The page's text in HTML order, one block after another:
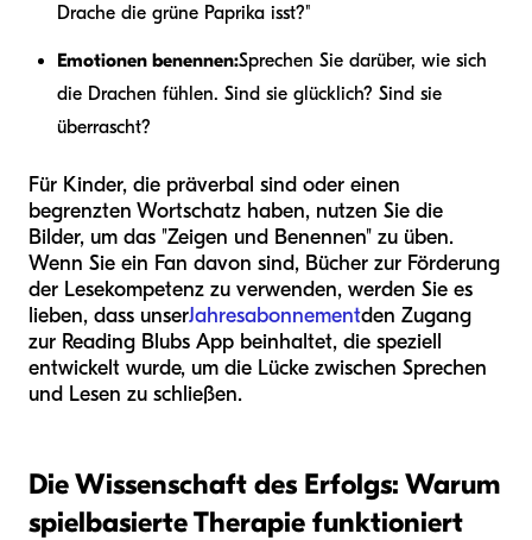
Drache die grüne Paprika isst?"
Emotionen benennen:Sprechen Sie darüber, wie sich
die Drachen fühlen. Sind sie glücklich? Sind sie
überrascht?
Für Kinder, die präverbal sind oder einen
begrenzten Wortschatz haben, nutzen Sie die
Bilder, um das "Zeigen und Benennen" zu üben.
Wenn Sie ein Fan davon sind, Bücher zur Förderung
der Lesekompetenz zu verwenden, werden Sie es
lieben, dass unserJahresabonnementden Zugang
zur Reading Blubs App beinhaltet, die speziell
entwickelt wurde, um die Lücke zwischen Sprechen
und Lesen zu schließen.
Die Wissenschaft des Erfolgs: Warum
spielbasierte Therapie funktioniert